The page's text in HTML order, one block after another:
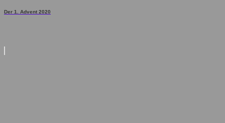
Der 1. Advent 2020